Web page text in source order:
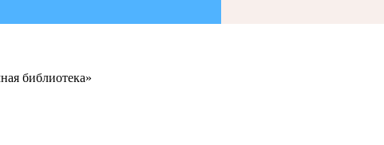
библиотека»